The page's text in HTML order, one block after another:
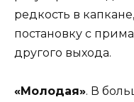
редкость в
постановку с
другого выхода.
«Молодая». В